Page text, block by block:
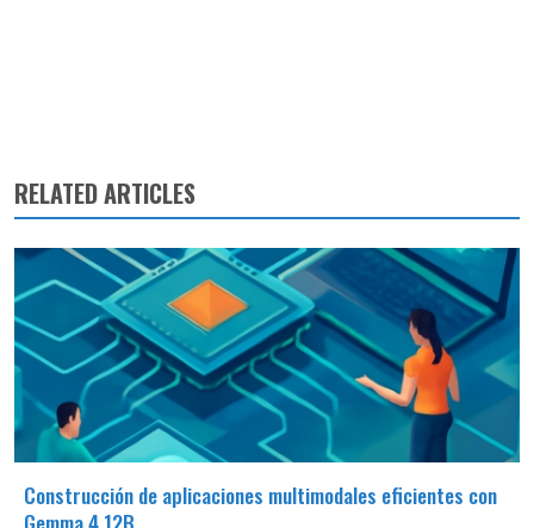
RELATED ARTICLES
Construcción de aplicaciones multimodales eficientes con